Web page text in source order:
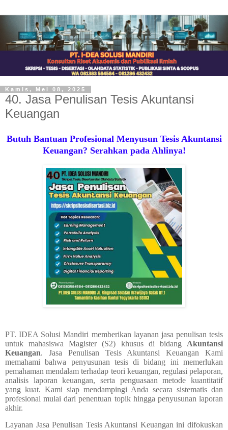
Kamis, Mei 08, 2025
40. Jasa Penulisan Tesis Akuntansi
Keuangan
Butuh Bantuan Profesional Menyusun Tesis Akuntansi
Keuangan? Serahkan pada Ahlinya!
PT. IDEA Solusi Mandiri memberikan layanan jasa penulisan tesis
untuk mahasiswa Magister (S2) khusus di bidang Akuntansi
Keuangan. Jasa Penulisan Tesis Akuntansi KeuanganKami
memahami bahwa penyusunan tesis di bidang ini memerlukan
pemahaman mendalam terhadap teori keuangan, regulasi pelaporan,
analisis laporan keuangan, serta penguasaan metode kuantitatif
yang kuat. Kami siap mendampingi Anda secara sistematis dan
profesional mulai dari penentuan topik hingga penyusunan laporan
akhir.
Layanan Jasa Penulisan Tesis Akuntansi Keuanganini difokuskan